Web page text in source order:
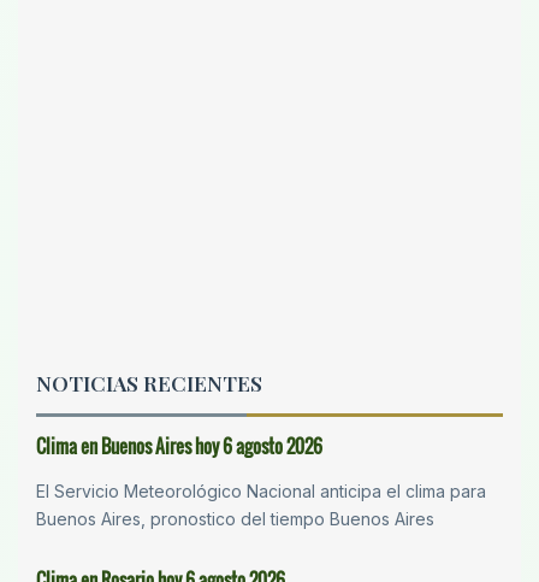
NOTICIAS RECIENTES
Clima en Buenos Aires hoy 6 agosto 2026
El Servicio Meteorológico Nacional anticipa el clima para
Buenos Aires, pronostico del tiempo Buenos Aires